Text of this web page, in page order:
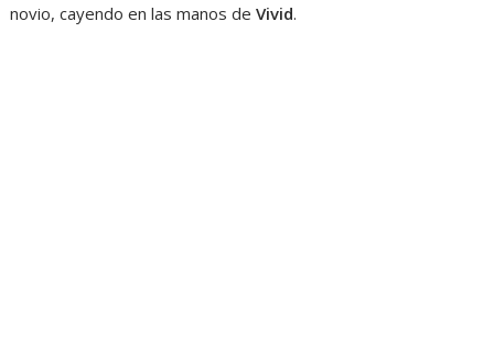
novio, cayendo en las manos deVivid.